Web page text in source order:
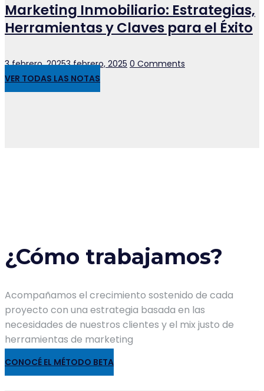
Marketing Inmobiliario: Estrategias,
Herramientas y Claves para el Éxito
Posted
on
3 febrero, 20253 febrero, 2025 0 Comments
VER TODAS LAS NOTAS
¿Cómo trabajamos?
Acompañamos el crecimiento sostenido de cada
proyecto con una estrategia basada en las
necesidades de nuestros clientes y el mix justo de
herramientas de marketing
CONOCÉ EL MÉTODO BETA